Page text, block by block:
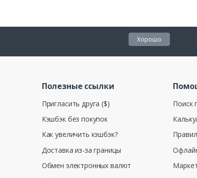
Хорошо
Полезные ссылки
Пригласить друга ($)
Кэшбэк без покупок
Как увеличить кэшбэк?
Доставка из-за границы
Обмен электронных валют
Поиск